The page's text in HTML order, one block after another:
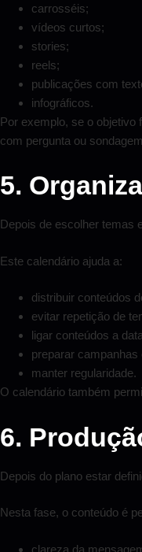
carrosséis;
vídeos curtos;
stories;
reels;
publicações com
infográficos.
Por exemplo, se o objetivo
com pergunta ou
5.
Depois de escolher temas
Este calendário ajuda a:
distribuir conteúdos
evitar repetição de
ligar conteúdos a
preparar
manter regularidade.
O calendário também
6.
Depois do plano estar
Nesta fase, o conteúdo é
clareza da